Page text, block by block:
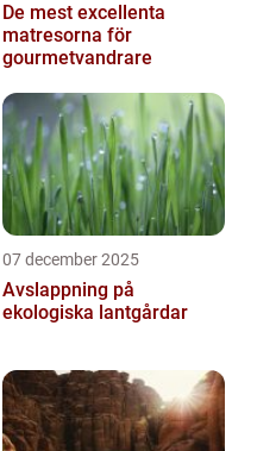
De mest excellenta
matresorna för
gourmetvandrare
07 december 2025
Avslappning på
ekologiska lantgårdar